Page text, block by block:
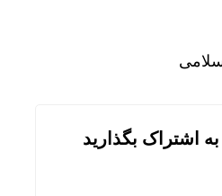
شمالی استان تهران تا شنبه
یورویی شرکت هواپیمایی مجارستان
اشتراک بگذارید